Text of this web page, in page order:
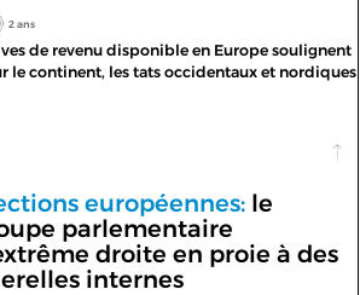
2 ans
de revenu disponible en Europe soulignent
le continent, les tats occidentaux et nordiques
européennes:le
parlementaire
droite en proie à des
internes